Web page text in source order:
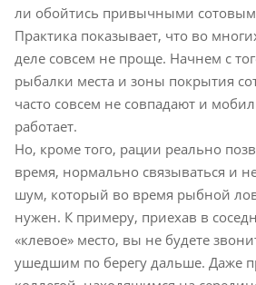
ли обойтись привычными
Практика показывает, что во
деле совсем не проще. Начнем с
рыбалки места и зоны покрытия
часто совсем не совпадают и
работает.
Но, кроме того, рации реально
время, нормально связываться и
шум, который во время рыбной
нужен. К примеру, приехав в
«клевое» место, вы не будете
ушедшим по берегу дальше. Даже